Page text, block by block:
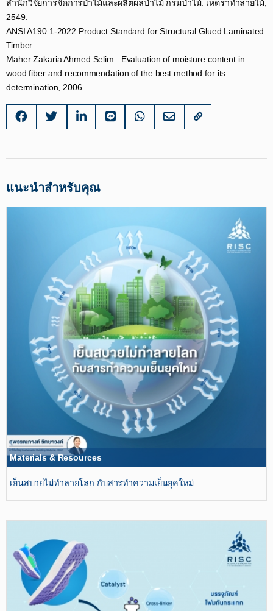
สำนักวิจัยการจัดการป่าไม้และผลิตผลป่าไม้ กรมป่าไม้. เห็ดราทำลายไม้,
2549.​
ANSI A190.1-2022 Product Standard for Structural Glued Laminated
Timber​
Maher Zakaria Ahmed Selim. Evaluation of moisture content in
wood fiber and recommendation of the best method for its
determination, 2006.​
แนะนำสำหรับคุณ
Materials & Resources
เย็นสบายไม่ทำลายโลก กับสารทำความเย็นยุคใหม่